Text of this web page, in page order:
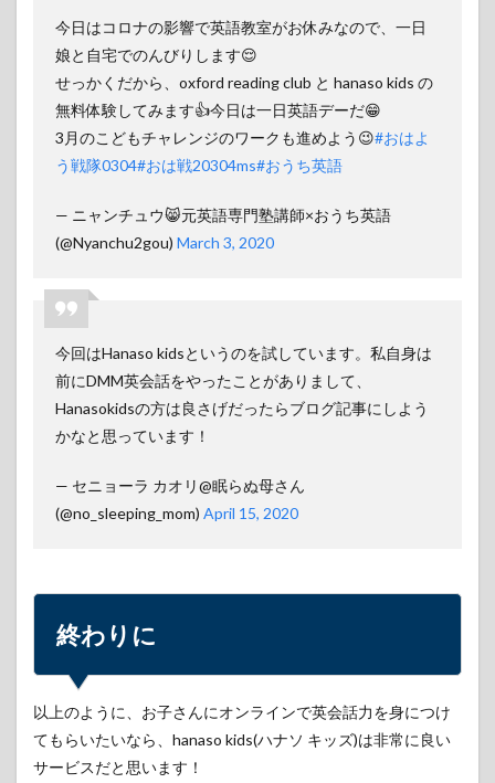
今日はコロナの影響で英語教室がお休みなので、一日
娘と自宅でのんびりします😌
せっかくだから、oxford reading club と hanaso kids の
無料体験してみます👍今日は一日英語デーだ😁
3月のこどもチャレンジのワークも進めよう😉#おはよ
う戦隊0304#おは戦20304ms#おうち英語
— ニャンチュウ😸元英語専門塾講師×おうち英語
(@Nyanchu2gou) March 3, 2020
今回はHanaso kidsというのを試しています。私自身は
前にDMM英会話をやったことがありまして、
Hanasokidsの方は良さげだったらブログ記事にしよう
かなと思っています！
— セニョーラ カオリ@眠らぬ母さん
(@no_sleeping_mom) April 15, 2020
終わりに
以上のように、お子さんにオンラインで英会話力を身につけ
てもらいたいなら、hanaso kids(ハナソ キッズ)は非常に良い
サービスだと思います！